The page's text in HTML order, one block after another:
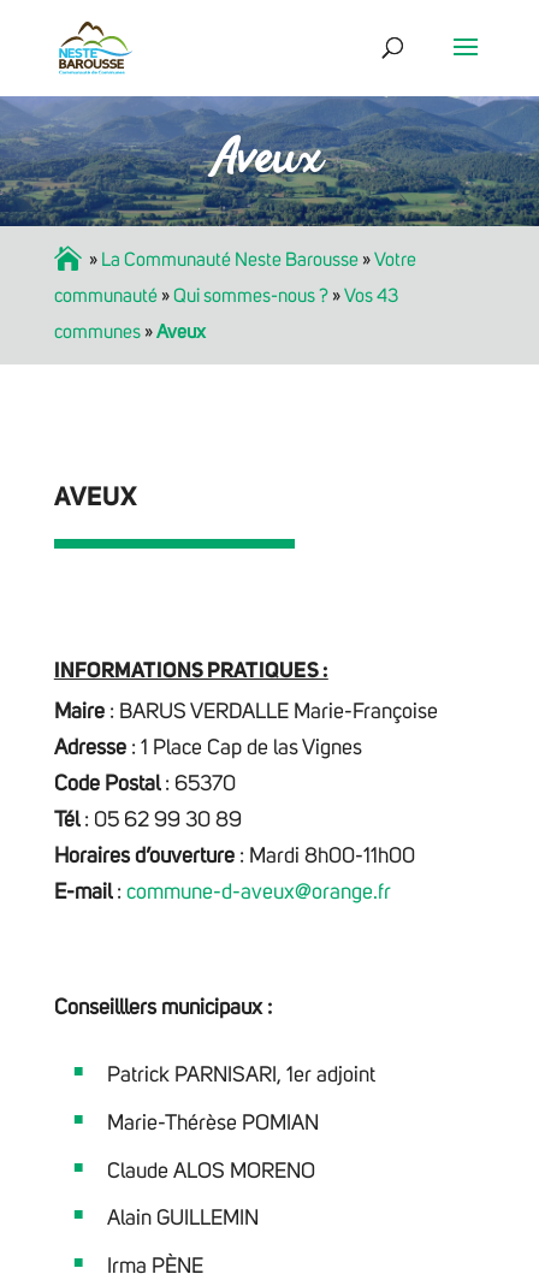
Aveux
Accueil » La Communauté Neste Barousse»Votre
communauté»Qui sommes-nous ?»Vos 43
communes»Aveux
AVEUX
INFORMATIONS PRATIQUES :
Maire : BARUS VERDALLE Marie-Françoise
Adresse : 1 Place Cap de las Vignes
Code Postal: 65370
Tél : 05 62 99 30 89
Horaires d’ouverture: Mardi 8h00-11h00
E-mail: commune-d-aveux@orange.fr
Conseilllers municipaux :
Patrick PARNISARI, 1er adjoint
Marie-Thérèse POMIAN
Claude ALOS MORENO
Alain GUILLEMIN
Irma PÈNE